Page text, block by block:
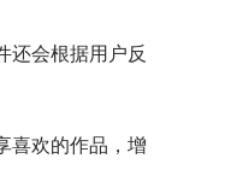
还会根据用户反
喜欢的作品，增